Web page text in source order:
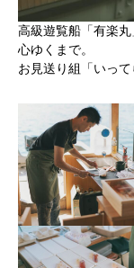
高級遊覧船「有楽
心ゆくまで。
お見送り組「いって